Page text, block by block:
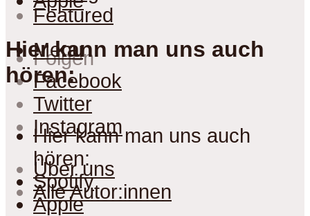
Menu
Hier kann man uns auch
hören:
Hier kann man uns auch
hören:
Spotify
Apple
Featured
Folgen
Facebook
Twitter
Instagram
Über uns
Alle Autor:innen